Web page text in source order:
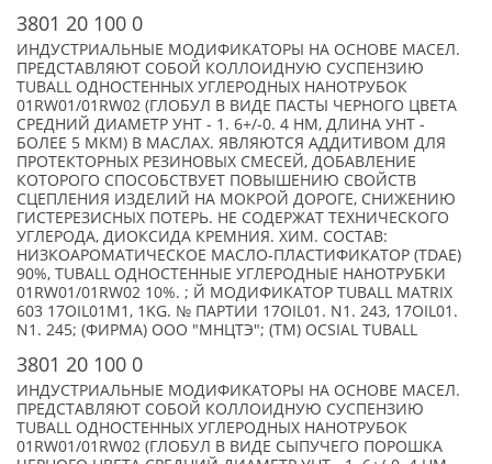
3801 20 100 0
ИНДУСТРИАЛЬНЫЕ МОДИФИКАТОРЫ НА ОСНОВЕ МАСЕЛ.
ПРЕДСТАВЛЯЮТ СОБОЙ КОЛЛОИДНУЮ СУСПЕНЗИЮ
TUBALL ОДНОСТЕННЫХ УГЛЕРОДНЫХ НАНОТРУБОК
01RW01/01RW02 (ГЛОБУЛ В ВИДЕ ПАСТЫ ЧЕРНОГО ЦВЕТА
СРЕДНИЙ ДИАМЕТР УНТ - 1. 6+/-0. 4 НМ, ДЛИНА УНТ -
БОЛЕЕ 5 МКМ) В МАСЛАХ. ЯВЛЯЮТСЯ АДДИТИВОМ ДЛЯ
ПРОТЕКТОРНЫХ РЕЗИНОВЫХ СМЕСЕЙ, ДОБАВЛЕНИЕ
КОТОРОГО СПОСОБСТВУЕТ ПОВЫШЕНИЮ СВОЙСТВ
СЦЕПЛЕНИЯ ИЗДЕЛИЙ НА МОКРОЙ ДОРОГЕ, СНИЖЕНИЮ
ГИСТЕРЕЗИСНЫХ ПОТЕРЬ. НЕ СОДЕРЖАТ ТЕХНИЧЕСКОГО
УГЛЕРОДА, ДИОКСИДА КРЕМНИЯ. ХИМ. СОСТАВ:
НИЗКОАРОМАТИЧЕСКОЕ МАСЛО-ПЛАСТИФИКАТОР (TDAE)
90%, TUBALL ОДНОСТЕННЫЕ УГЛЕРОДНЫЕ НАНОТРУБКИ
01RW01/01RW02 10%. ; Й МОДИФИКАТОР TUBALL MATRIX
603 17OIL01M1, 1KG. № ПАРТИИ 17OIL01. N1. 243, 17OIL01.
N1. 245; (ФИРМА) ООО "МНЦТЭ"; (TM) OCSIAL TUBALL
3801 20 100 0
ИНДУСТРИАЛЬНЫЕ МОДИФИКАТОРЫ НА ОСНОВЕ МАСЕЛ.
ПРЕДСТАВЛЯЮТ СОБОЙ КОЛЛОИДНУЮ СУСПЕНЗИЮ
TUBALL ОДНОСТЕННЫХ УГЛЕРОДНЫХ НАНОТРУБОК
01RW01/01RW02 (ГЛОБУЛ В ВИДЕ СЫПУЧЕГО ПОРОШКА